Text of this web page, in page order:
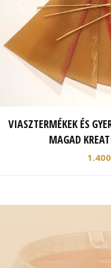
VIASZTERMÉKEK ÉS
MAGAD